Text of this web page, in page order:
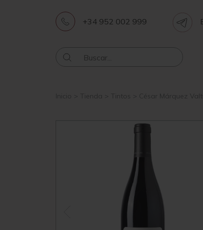
+34 952 002 999
Inicio Tienda Tintos César Márquez